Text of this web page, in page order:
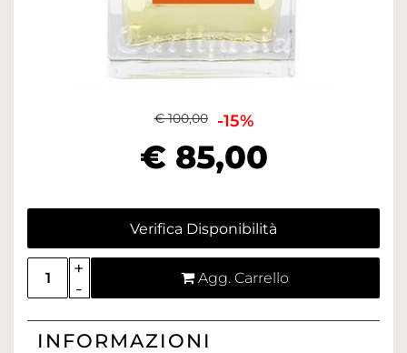
€ 100,00 -15%
€ 85,00
Verifica Disponibilità
Quantità
Agg. Carrello
INFORMAZIONI